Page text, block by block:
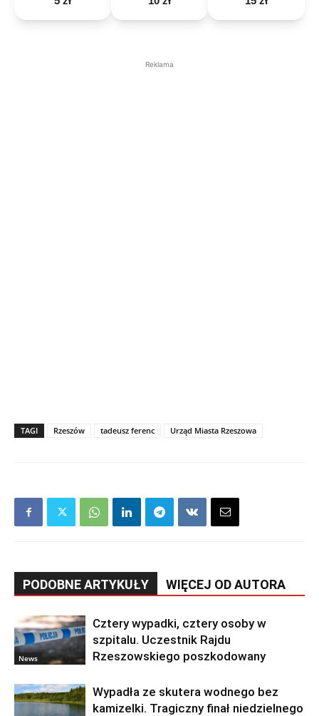
Reklama
TAGI Rzeszów tadeusz ferenc Urząd Miasta Rzeszowa
PODOBNE ARTYKUŁY WIĘCEJ OD AUTORA
News
Cztery wypadki, cztery osoby w
szpitalu. Uczestnik Rajdu
Rzeszowskiego poszkodowany
Wypadła ze skutera wodnego bez
kamizelki. Tragiczny finał niedzielnego